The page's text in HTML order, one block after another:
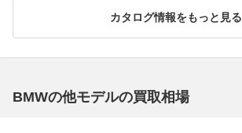
カタログ情報をもっと見る
BMWの他モデルの買取相場